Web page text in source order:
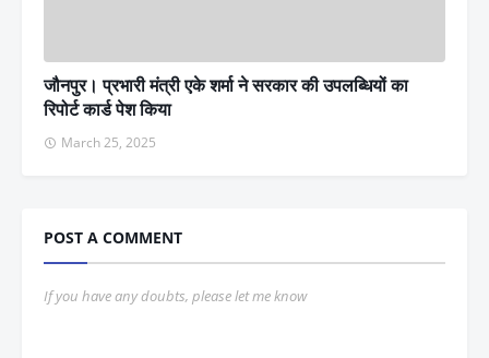
जौनपुर। प्रभारी मंत्री एके शर्मा ने सरकार की उपलब्धियों का
रिपोर्ट कार्ड पेश किया
March 25, 2025
POST A COMMENT
If you have any doubts, please let me know